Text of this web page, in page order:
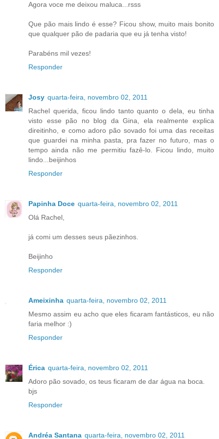
Agora voce me deixou maluca...rsss
Que pão mais lindo é esse? Ficou show, muito mais bonito
que qualquer pão de padaria que eu já tenha visto!
Parabéns mil vezes!
Responder
Josy quarta-feira, novembro 02, 2011
Rachel querida, ficou lindo tanto quanto o dela, eu tinha
visto esse pão no blog da Gina, ela realmente explica
direitinho, e como adoro pão sovado foi uma das receitas
que guardei na minha pasta, pra fazer no futuro, mas o
tempo ainda não me permitiu fazê-lo. Ficou lindo, muito
lindo...beijinhos
Responder
Papinha Doce quarta-feira, novembro 02, 2011
Olá Rachel,
já comi um desses seus pãezinhos.
Beijinho
Responder
Ameixinha quarta-feira, novembro 02, 2011
Mesmo assim eu acho que eles ficaram fantásticos, eu não
faria melhor :)
Responder
Érica quarta-feira, novembro 02, 2011
Adoro pão sovado, os teus ficaram de dar água na boca.
bjs
Responder
Andréa Santana quarta-feira, novembro 02, 2011